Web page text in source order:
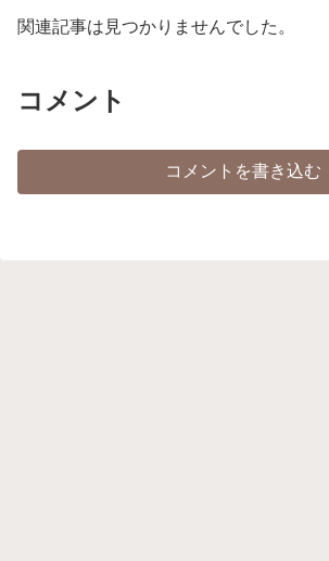
関連記事は見つかりませんでした。
コメント
コメントを書き込む